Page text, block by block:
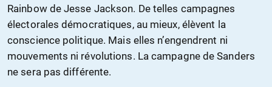
Rainbow de Jesse Jackson. De telles campagnes
électorales démocratiques, au mieux, élèvent la
conscience politique. Mais elles n’engendrent ni
mouvements ni révolutions. La campagne de Sanders
ne sera pas différente.